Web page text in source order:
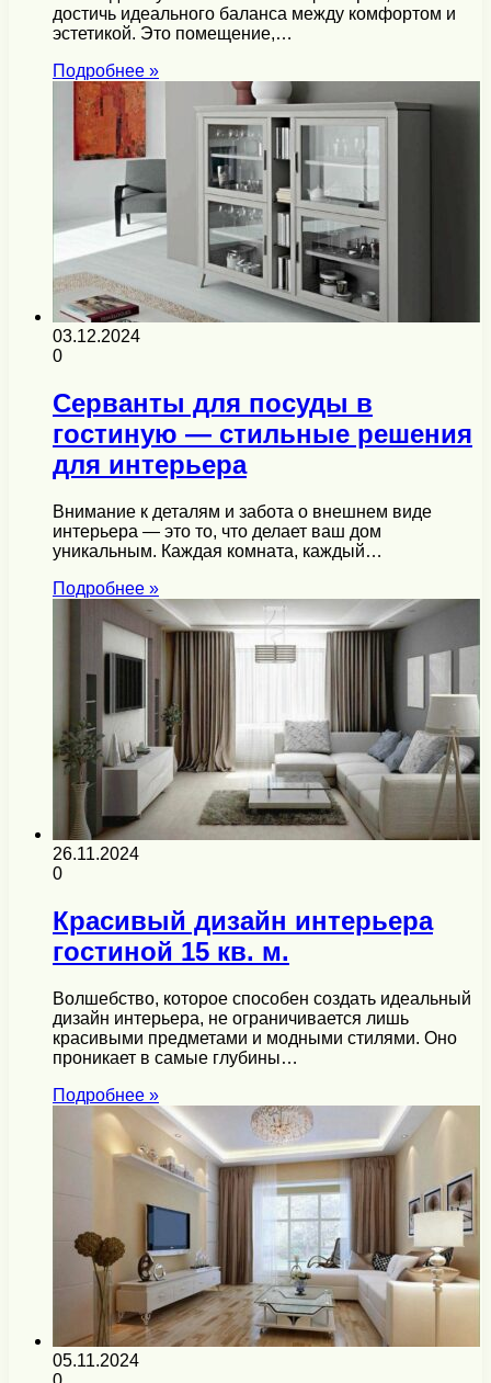
достичь идеального баланса между комфортом и
эстетикой. Это помещение,…
Подробнее »
03.12.2024
0
Серванты для посуды в
гостиную — стильные решения
для интерьера
Внимание к деталям и забота о внешнем виде
интерьера — это то, что делает ваш дом
уникальным. Каждая комната, каждый…
Подробнее »
26.11.2024
0
Красивый дизайн интерьера
гостиной 15 кв. м.
Волшебство, которое способен создать идеальный
дизайн интерьера, не ограничивается лишь
красивыми предметами и модными стилями. Оно
проникает в самые глубины…
Подробнее »
05.11.2024